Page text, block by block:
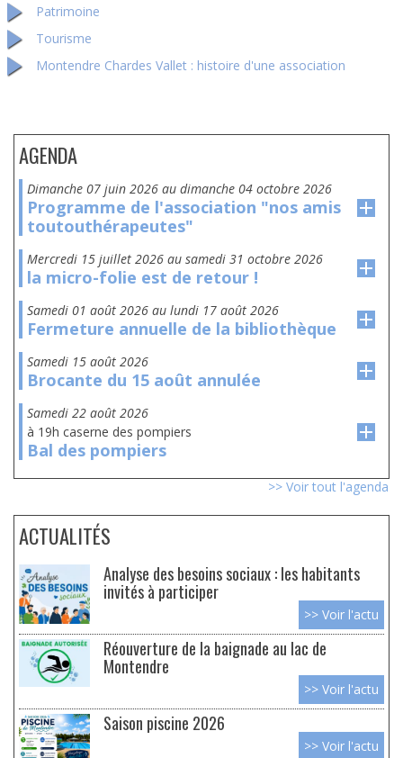
Patrimoine
Tourisme
Montendre Chardes Vallet : histoire d'une association
AGENDA
dimanche 07 juin 2026 au dimanche 04 octobre 2026
Programme de l'association "nos amis
toutouthérapeutes"
mercredi 15 juillet 2026 au samedi 31 octobre 2026
la micro-folie est de retour !
samedi 01 août 2026 au lundi 17 août 2026
Fermeture annuelle de la bibliothèque
samedi 15 août 2026
Brocante du 15 août annulée
samedi 22 août 2026
à 19h caserne des pompiers
Bal des pompiers
>> Voir tout l'agenda
ACTUALITÉS
Analyse des besoins sociaux : les habitants
invités à participer
>> Voir l'actu
Réouverture de la baignade au lac de
Montendre
>> Voir l'actu
Saison piscine 2026
>> Voir l'actu